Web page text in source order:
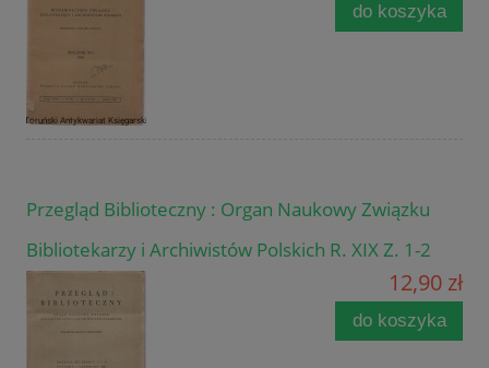
do koszyka
Przegląd Biblioteczny : Organ Naukowy Związku
Bibliotekarzy i Archiwistów Polskich R. XIX Z. 1-2
12,90 zł
do koszyka